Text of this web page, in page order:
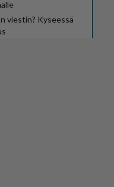
viestin? Kyseessä